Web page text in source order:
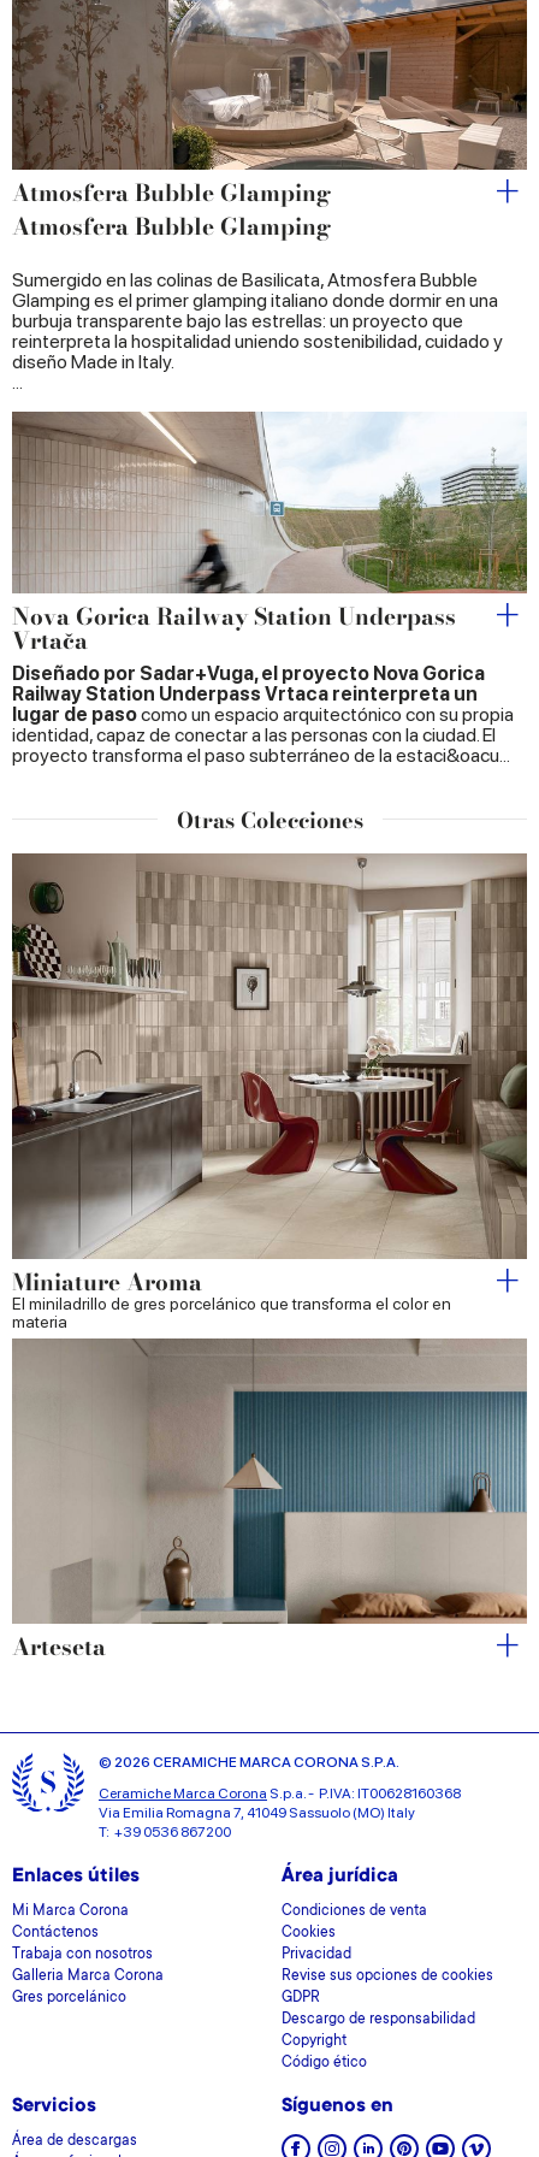
provided to them or that they’ve collected from your use
of their services.
Atmosfera Bubble Glamping
Atmosfera Bubble Glamping
Sumergido en las colinas de Basilicata, Atmosfera Bubble
Glamping es el primer glamping italiano donde dormir en una
burbuja transparente bajo las estrellas: un proyecto que
reinterpreta la hospitalidad uniendo sostenibilidad, cuidado y
diseño Made in Italy.
Nova Gorica Railway Station Underpass
Vrtača
Diseñado por Sadar+Vuga, el proyecto Nova Gorica
Railway Station Underpass Vrtaca reinterpreta un
lugar de pasocomo un espacio arquitectónico con su propia
identidad, capaz de conectar a las personas con la ciudad. El
proyecto transforma el paso subterráneo de la estaci&oacu...
Otras Colecciones
Miniature Aroma
El miniladrillo de gres porcelánico que transforma el color en
materia
Arteseta
© 2026 CERAMICHE MARCA CORONA S.P.A.
Ceramiche Marca Corona S.p.a. - P.IVA: IT00628160368
Via Emilia Romagna 7, 41049 Sassuolo (MO) Italy
T: +39 0536 867200
Enlaces útiles
Mi Marca Corona
Contáctenos
Trabaja con nosotros
Galleria Marca Corona
Gres porcelánico
Área jurídica
Condiciones de venta
Cookies
Privacidad
Revise sus opciones de cookies
GDPR
Descargo de responsabilidad
Copyright
Código ético
Servicios
Área de descargas
Síguenos en